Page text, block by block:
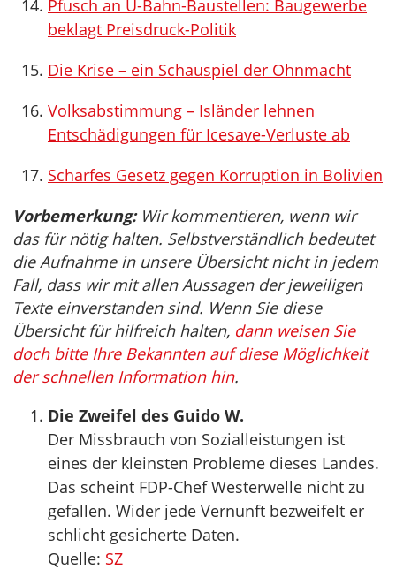
Pfusch an U-Bahn-Baustellen: Baugewerbe
beklagt Preisdruck-Politik
Die Krise – ein Schauspiel der Ohnmacht
Volksabstimmung – Isländer lehnen
Entschädigungen für Icesave-Verluste ab
Scharfes Gesetz gegen Korruption in Bolivien
Vorbemerkung:Wir kommentieren, wenn wir
das für nötig halten. Selbstverständlich bedeutet
die Aufnahme in unsere Übersicht nicht in jedem
Fall, dass wir mit allen Aussagen der jeweiligen
Texte einverstanden sind. Wenn Sie diese
Übersicht für hilfreich halten, dann weisen Sie
doch bitte Ihre Bekannten auf diese Möglichkeit
der schnellen Information hin.
Die Zweifel des Guido W.
Der Missbrauch von Sozialleistungen ist
eines der kleinsten Probleme dieses Landes.
Das scheint FDP-Chef Westerwelle nicht zu
gefallen. Wider jede Vernunft bezweifelt er
schlicht gesicherte Daten.
Quelle: SZ